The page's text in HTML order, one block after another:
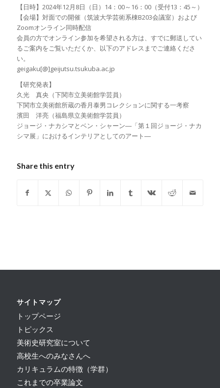
【日時】2024年12月8日（日）14：00～16：00（受付13：45～）
【会場】対面での開催（筑波大学芸術系棟B203会議室）および
Zoomオンライン同時配信
会員の方でオンライン参加を希望される方は、すでに郵送してい
るご案内をご覧いただくか、以下のアドレスまでご連絡くださ
い。
geigaku[@]geijutsu.tsukuba.ac.jp
【研究発表】
久光 真央（下関市立美術館学芸員）
下関市立美術館所蔵の香月泰男コレクションに関する一考察
濱田 洋亮（福島県立美術館学芸員）
ジョージ・ナカシマとベン・シャーン―「第１回ジョージ・ナカ
シマ展」におけるインテリアとしてのアート―
Share this entry
サイトマップ
トップページ
トピックス
美術史研究室について
高校生へのみなさんへ
カリキュラムの特徴（学群）
これまでの卒業論文